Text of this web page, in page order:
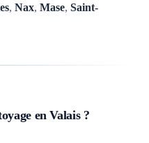
, Nax, Mase, Saint-
en Valais ?